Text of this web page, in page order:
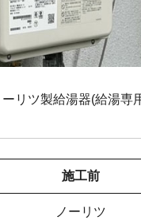
リツ製給湯器(給湯
施工前
ノーリツ